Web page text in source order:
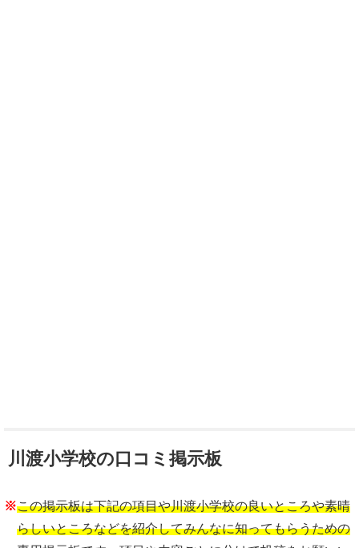
川渡小学校の口コミ掲示板
※この掲示板は下記の項目や川渡小学校の良いところや素晴
らしいところなどを紹介してみんなに知ってもらうための